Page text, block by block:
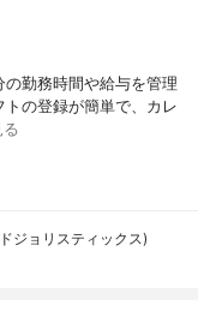
勤務時間や給与を管理
の登録が簡単で、カレ
ジョリスティックス)